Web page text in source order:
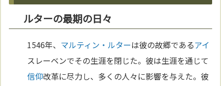
ルターの最期の日々
1546年、 マルティン・ルターは彼の故郷であるアイ
スレーベンでその生涯を閉じた。彼は生涯を通じて
信仰改革に尽力し、多くの人々に影響を与えた。彼